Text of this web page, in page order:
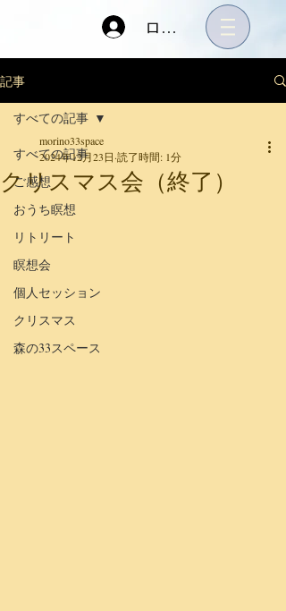
ログイン
記事
すべての記事
ご感想
おうち瞑想
リトリート
瞑想会
個人セッション
クリスマス
森の33スペース
すべての記事
クリスマス会（終了）
morino33space
2024年12月23日 読了時間: 1分